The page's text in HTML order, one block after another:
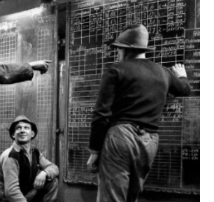
von Montag bis Freitag um 11.30
und an Feiertagen
Uhr beginnen.
ART BIENNALE und aus
OF AFRICA sind Bestandteil der
dem Parcours der Künste, die
Sonntag starten.
huette.org können
werden.